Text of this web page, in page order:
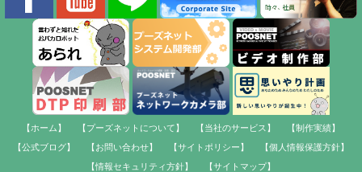
【ホーム】 【プーズネットについて】 【当社のサービス】
【制作実績】
【公式ブログ】
【お問い合わせ】 【サイトポリシー】
【個人情報保護方針】
【情報セキュリティ方針】
【サイトマップ】